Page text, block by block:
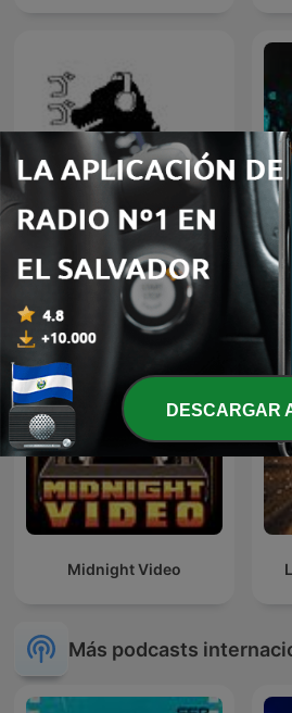
Go Go Godzilla
Midnight Video
Más podcasts
DESCARGAR